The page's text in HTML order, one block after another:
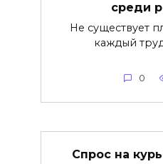
среди
Не существует
каждый
0
Спрос на